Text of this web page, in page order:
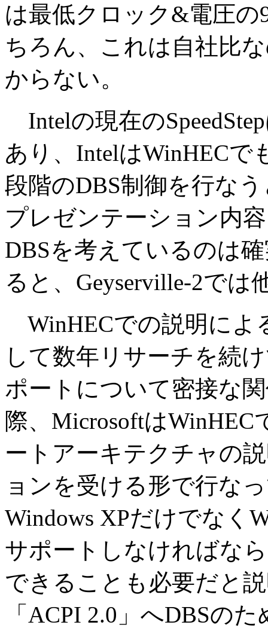
は最低クロック&電圧
ちろん、これは自社比
からない。
Intelの現在の
あり、IntelはWinHECで
段階のDBS制御を行な
プレゼンテーション内
DBSを考えているのは
ると、Geyserville-2では
WinHECでの説明によ
して数年リサーチを続
ポートについて密接な
際、MicrosoftはWinHEC
ートアーキテクチャの
ョンを受ける形で行な
Windows XPだけでなく
サポートしなければな
できることも必要だと
「ACPI 2.0」へDBSの